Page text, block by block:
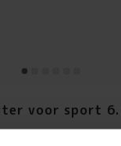
voor sport